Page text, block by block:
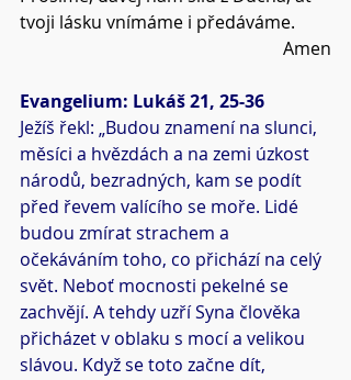
tvoji lásku vnímáme i předáváme.
Amen
Evangelium: Lukáš 21, 25-36
Ježíš řekl: „Budou znamení na slunci,
měsíci a hvězdách a na zemi úzkost
národů, bezradných, kam se podít
před řevem valícího se moře. Lidé
budou zmírat strachem a
očekáváním toho, co přichází na celý
svět. Neboť mocnosti pekelné se
zachvějí. A tehdy uzří Syna člověka
přicházet v oblaku s mocí a velikou
slávou. Když se toto začne dít,